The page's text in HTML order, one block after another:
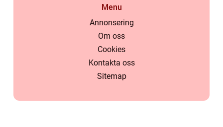
Menu
Annonsering
Om oss
Cookies
Kontakta oss
Sitemap